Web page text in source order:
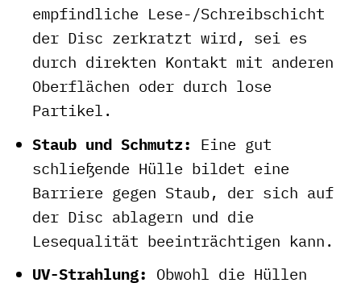
empfindliche Lese-/Schreibschicht
der Disc zerkratzt wird, sei es
durch direkten Kontakt mit anderen
Oberflächen oder durch lose
Partikel.
Staub und Schmutz: Eine gut
schließende Hülle bildet eine
Barriere gegen Staub, der sich auf
der Disc ablagern und die
Lesequalität beeinträchtigen kann.
UV-Strahlung: Obwohl die Hüllen